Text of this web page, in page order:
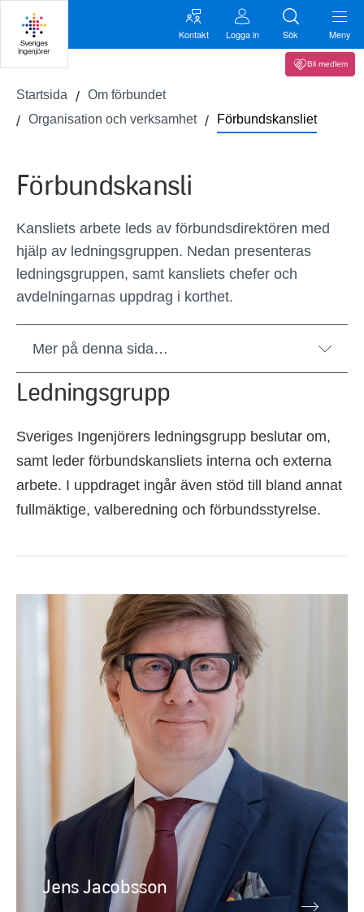
Kontakt Logga in Sök Meny
Bli medlem
Startsida
Om förbundet
Organisation och verksamhet
Förbundskansliet
Förbundskansli
Kansliets arbete leds av förbundsdirektören med
hjälp av ledningsgruppen. Nedan presenteras
ledningsgruppen, samt kansliets chefer och
avdelningarnas uppdrag i korthet.
Mer på denna sida…
Ledningsgrupp
Sveriges Ingenjörers ledningsgrupp beslutar om,
samt leder förbundskansliets interna och externa
arbete. I uppdraget ingår även stöd till bland annat
fullmäktige, valberedning och förbundsstyrelse.
Jens Jacobsson
Ledningsgrupp
Jens Jacobsson
Förbundsdirektör